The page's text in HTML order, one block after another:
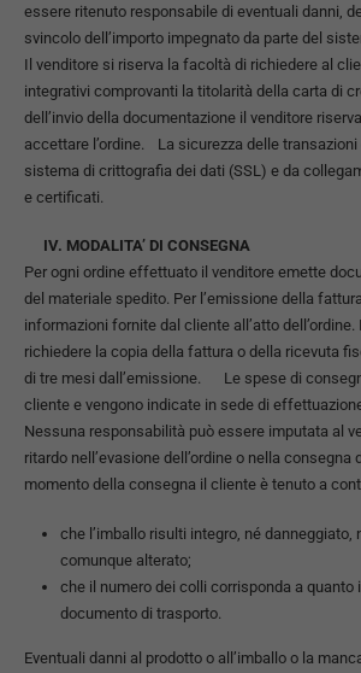
essere ritenuto responsabile di eventuali danni,
svincolo dell’importo impegnato da parte del
Il venditore si riserva la facoltà di richiedere al
integrativi comprovanti la titolarità della carta di
dell’invio della documentazione il venditore
accettare l’ordine. La sicurezza delle transazioni
sistema di crittografia dei dati (SSL) e da
e certificati.
IV. MODALITA’ DI CONSEGNA
Per ogni ordine effettuato il venditore emette
del materiale spedito. Per l’emissione della
informazioni fornite dal cliente all’atto
richiedere la copia della fattura o della ricevuta
di tre mesi dall’emissione. Le spese di
cliente e vengono indicate in sede di
Nessuna responsabilità può essere imputata al
ritardo nell’evasione dell’ordine o nella consegna
momento della consegna il cliente è tenuto a
che l’imballo risulti integro, né danneggiato,
comunque alterato;
che il numero dei colli corrisponda a quanto
documento di trasporto.
Eventuali danni al prodotto o all’imballo o la